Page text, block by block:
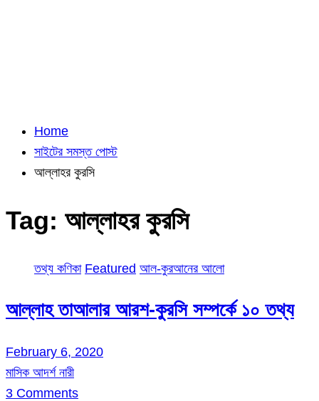
Home
সাইটের সমস্ত পোস্ট
আল্লাহর কুরসি
Tag: আল্লাহর কুরসি
তথ্য কণিকা Featured আল-কুরআনের আলো
আল্লাহ তাআলার আরশ-কুরসি সম্পর্কে ১০ তথ্য
February 6, 2020
মাসিক আদর্শ নারী
3 Comments